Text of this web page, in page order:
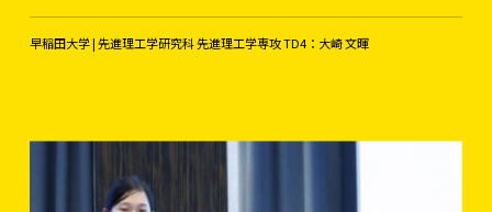
早稲田大学 | 先進理工学研究科 先進理工学専攻 TD4：大崎 文暉